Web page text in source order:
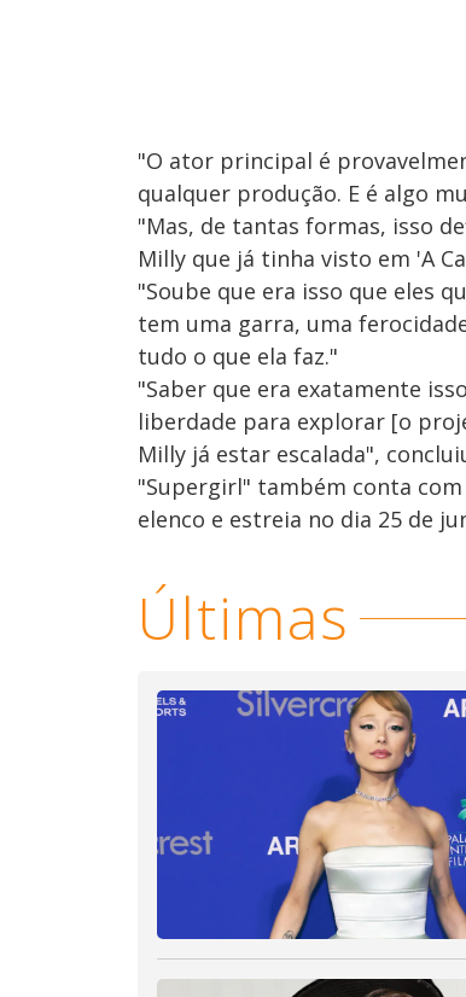
"O ator principal é
qualquer produção. E é algo
"Mas, de tantas formas, isso
Milly que já tinha visto em 'A
"Soube que era isso que eles
tem uma garra, uma
tudo o que ela faz."
"Saber que era exatamente
liberdade para explorar [o
Milly já estar escalada",
"Supergirl" também conta com
elenco e estreia no dia 25 de
Últimas